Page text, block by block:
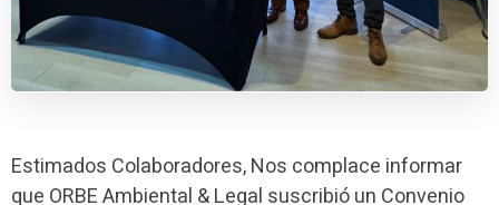
Estimados Colaboradores, Nos complace informar
que ORBE Ambiental & Legal suscribió un Convenio